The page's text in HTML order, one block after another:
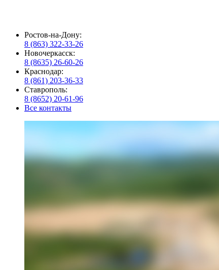
Ростов-на-Дону:
8 (863) 322-33-26
Новочеркасск:
8 (8635) 26-60-26
Краснодар:
8 (861) 203-36-33
Ставрополь:
8 (8652) 20-61-96
Все контакты